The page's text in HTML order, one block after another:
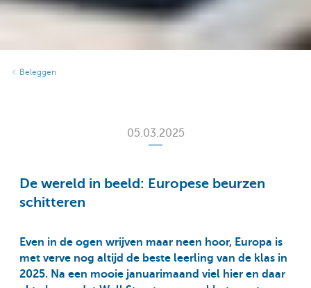
Beleggen
05.03.2025
De wereld in beeld: Europese beurzen
schitteren
Even in de ogen wrijven maar neen hoor, Europa is
met verve nog altijd de beste leerling van de klas in
2025. Na een mooie januarimaand viel hier en daar